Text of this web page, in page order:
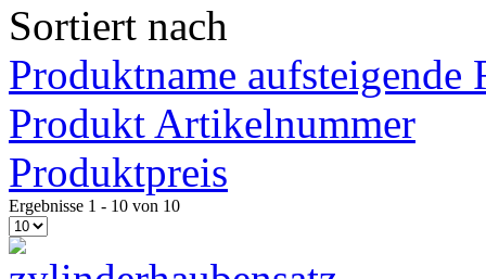
Sortiert nach
Produktname aufsteigende
Produkt Artikelnummer
Produktpreis
Ergebnisse 1 - 10 von 10